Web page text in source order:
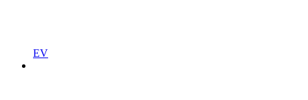
EV